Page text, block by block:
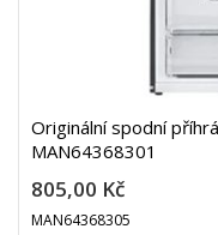
Originální spodní
MAN64368301
805,00 Kč
MAN64368305